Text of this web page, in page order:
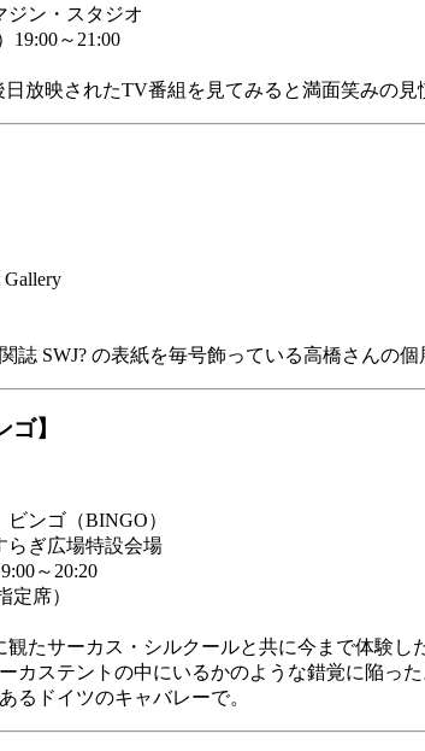
ン・スタジオ
19:00～21:00
放映されたTV番組を見てみると満面笑みの見
誌 SWJ? の表紙を毎号飾っている高橋さんの
】
ンゴ（BINGO）
ぎ広場特設会場
～20:20
定席）
観たサーカス・シルクールと共に今まで体験
カステントの中にいるかのような錯覚に陥っ
るドイツのキャバレーで。